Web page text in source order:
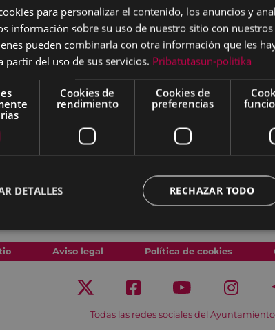
y la privatización y escasez
dePilar Soberón.
videos, esculturas
la grave problemática que
con la naturaleza.
miércoles 28 de septiembre
San Telmo - Donostia,
Aviso legal Política de cookies
Todas las redes sociales del Ayuntamiento
para personalizar el contenido, los anuncios y
información sobre su uso de nuestro sitio con
pueden combinarla con otra información que les
partir del uso de sus servicios. Pribatutasun-politika
Cookies de
rendimiento
Cookies de
preferencias
RECHAZAR TODO
DETALLES